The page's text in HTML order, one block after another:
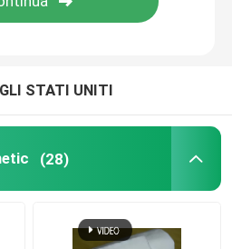
STATI UNITI
(28)